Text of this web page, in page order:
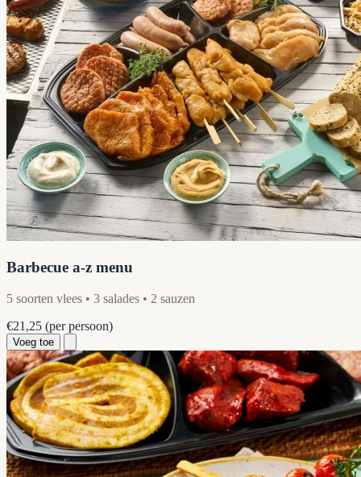
Barbecue a-z menu
5 soorten vlees • 3 salades • 2 sauzen
€21,25 (per persoon)
Voeg toe